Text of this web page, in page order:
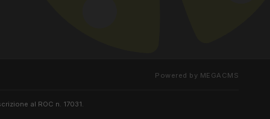
Powered by MEGACMS
al ROC n. 17031.